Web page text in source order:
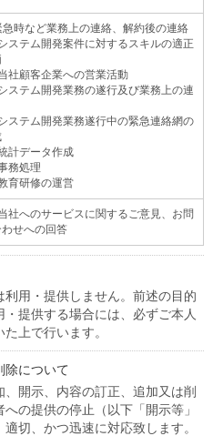
急時など業務上の連絡、解約後の連絡
ステム開発案件に対するスキルの適正
社顧客企業への営業活動
ステム開発業務の遂行及び業務上の連
ステム開発業務遂行中の緊急連絡網の
計データ作成
務処理
育研修の運営
社へのサービスに関するご意見、お問
わせへの回答
用・提供しません。前述の目的
提供する場合には、必ずご本人
上で行います。
除について
開示、内容の訂正、追加又は削
の提供の停止（以下「開示等」
切、かつ迅速に対応致します。